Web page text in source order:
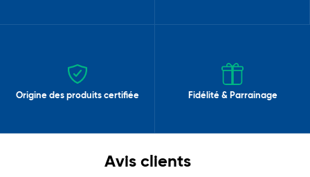
Origine des produits certifiée Fidélité & Parrainage
Avis clients